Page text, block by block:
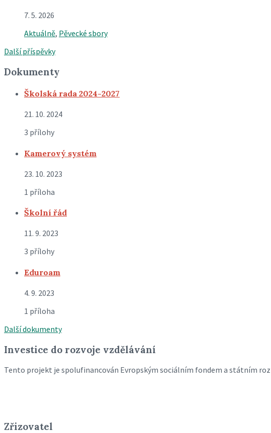
7. 5. 2026
Aktuálně, Pěvecké sbory
Další příspěvky
Dokumenty
Školská rada 2024-2027
21. 10. 2024
3 přílohy
Kamerový systém
23. 10. 2023
1 příloha
Školní řád
11. 9. 2023
3 přílohy
Eduroam
4. 9. 2023
1 příloha
Další dokumenty
Investice do rozvoje vzdělávání
Tento projekt je spolufinancován Evropským sociálním fondem a státním
Zřizovatel